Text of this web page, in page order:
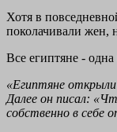
Хотя в
поколачивали жен,
Все египтяне -
«Египтяне
Далее он писал:
собственно в себе